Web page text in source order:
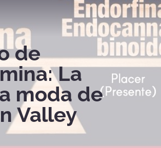
de
La
moda de
Valley
ÚNETE